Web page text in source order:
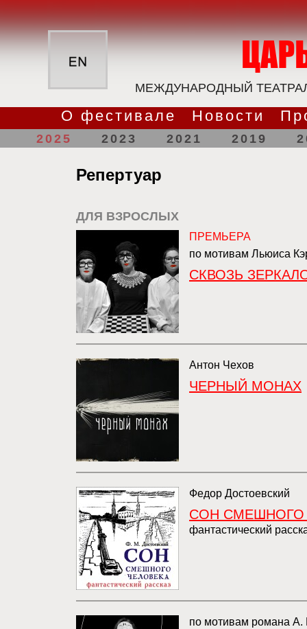
МЕЖДУНАРОДНЫЙ
О фестивале Новости
2025 2023 2021 2019
Репертуар
ДЛЯ ВЗРОСЛЫХ
ПРЕМЬЕРА
по мотивам Льюиса
СКВОЗЬ
Антон Чехов
ЧЕРНЫЙ МОНАХ
Федор Достоевский
СОН СМЕШНОГО
фантастический
по мотивам романа А.